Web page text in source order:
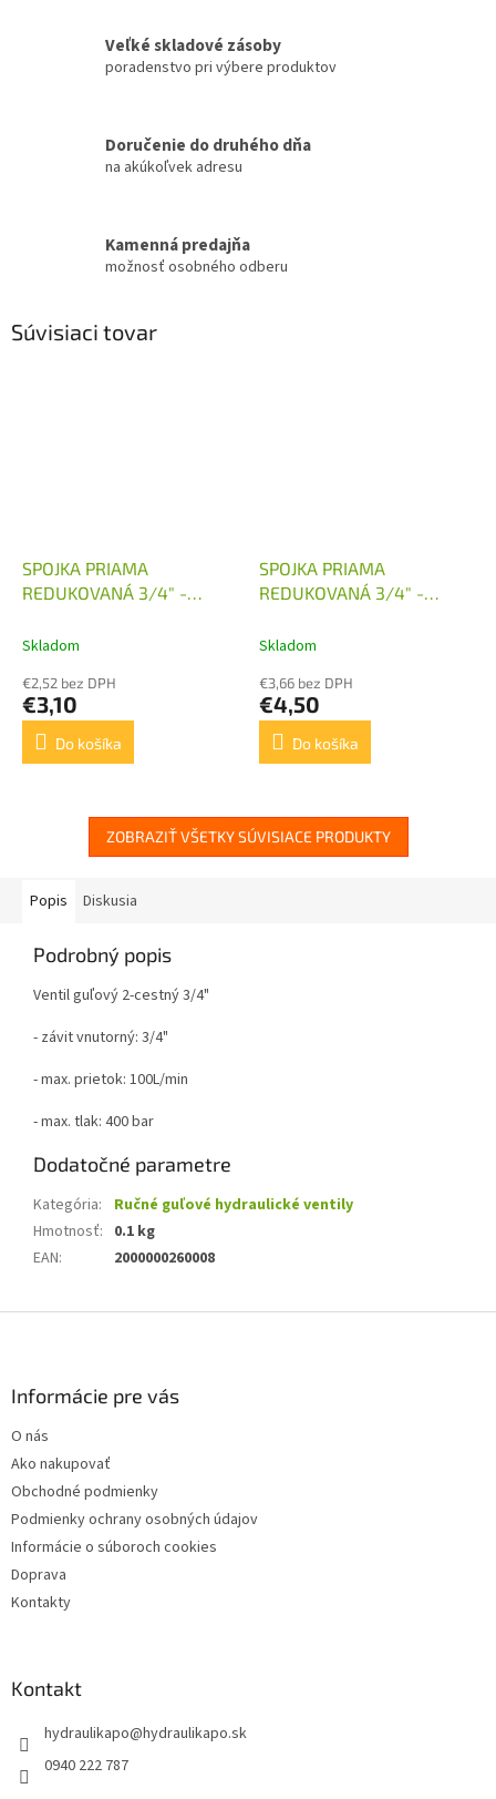
Veľké skladové zásoby
poradenstvo pri výbere produktov
Doručenie do druhého dňa
na akúkoľvek adresu
Kamenná predajňa
možnosť osobného odberu
Súvisiaci tovar
SPOJKA PRIAMA
REDUKOVANÁ 3/4" -
Skladom
€2,52 bez DPH
€3,10
Do košíka
SPOJKA PRIAMA
REDUKOVANÁ 3/4" -
Skladom
€3,66 bez DPH
€4,50
Do košíka
ZOBRAZIŤ VŠETKY SÚVISIACE PRODUKTY
Popis Diskusia
Podrobný popis
Ventil guľový 2-cestný 3/4"
- závit vnutorný: 3/4"
- max. prietok: 100L/min
- max. tlak: 400 bar
Dodatočné parametre
Kategória:
Ručné guľové hydraulické ventily
Hmotnosť: 0.1 kg
EAN: 2000000260008
Informácie pre vás
O nás
Ako nakupovať
Obchodné podmienky
Podmienky ochrany osobných údajov
Informácie o súboroch cookies
Doprava
Kontakty
Kontakt
hydraulikapo@hydraulikapo.sk
0940 222 787